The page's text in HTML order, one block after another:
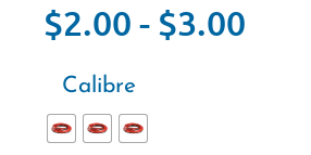
$2.00 - $3.00
Calibre